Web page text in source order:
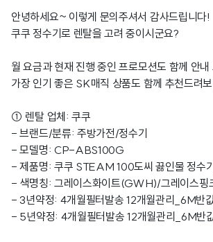
안녕하세요~ 이렇게 문의주셔서 감사드립니다!
쿠쿠 정수기로 렌탈을 고려 중이시군요?
월 요금과 현재 진행 중인 프로모션도 함께 안내
가장 인기 좋은 SK매직 상품도 함께 추천드려
① 렌탈 업체: 쿠쿠
- 브랜드/분류: 주방가전/정수기
- 모델명: CP-ABS100G
- 제품명: 쿠쿠 STEAM 100도씨 끓인물 정수
- 색명칭: 그레이스화이트(GWH)/그레이스
- 3년약정: 4개월필터발송 12개월관리_6M반
- 5년약정: 4개월필터발송 12개월관리_6M반